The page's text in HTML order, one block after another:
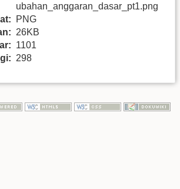
ubahan_anggaran_dasar_pt1.png
PNG
26KB
1101
298